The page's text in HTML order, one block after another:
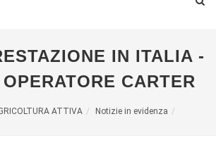
IN ITALIA -
CARTER
ATTIVA Notizie in evidenza